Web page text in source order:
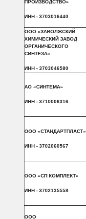
ПРОИЗВОДСТВО»
ИНН - 3703016440
ООО «ЗАВОЛЖСКИЙ
ХИМИЧЕСКИЙ ЗАВОД
ОРГАНИЧЕСКОГО
СИНТЕЗА»
ИНН - 3703046580
АО «СИНТЕМА»
ИНН - 3710006316
ООО «СТАНДАРТПЛАСТ»
ИНН - 3702060567
ООО «СП КОМПЛЕКТ»
ИНН - 3702135558
ООО